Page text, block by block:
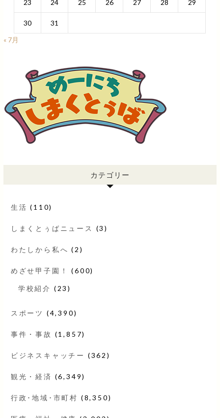
23 24 25 26 27 28 29
30
31
« 7月
カテゴリー
生活 (110)
しまくとぅばニュース (3)
わたしから私へ (2)
めざせ甲子園！ (600)
学校紹介 (23)
スポーツ (4,390)
事件・事故 (1,857)
ビジネスキャッチー (362)
観光・経済 (6,349)
行政･地域･市町村 (8,350)